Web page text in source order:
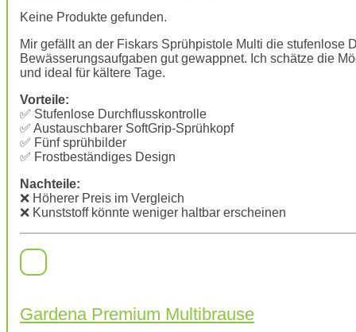
Keine Produkte gefunden.
Mir gefällt an der Fiskars Sprühpistole Multi die stufenlose
Bewässerungsaufgaben gut gewappnet. Ich schätze die
und ideal für kältere Tage.
Vorteile:
✅ Stufenlose Durchflusskontrolle
✅ Austauschbarer SoftGrip-Sprühkopf
✅ Fünf sprühbilder
✅ Frostbeständiges Design
Nachteile:
❌ Höherer Preis im Vergleich
❌ Kunststoff könnte weniger haltbar erscheinen
Gardena Premium Multibrause